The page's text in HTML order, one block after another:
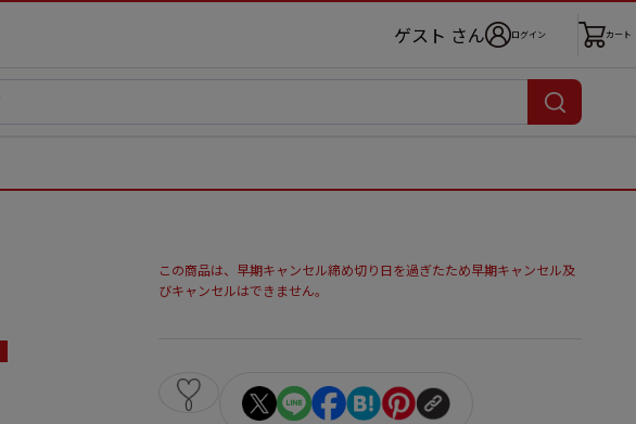
ゲスト さん ログイン カート
この商品は、早期キャンセル締め切り日を過ぎたため早期キャンセル及
びキャンセルはできません。
0